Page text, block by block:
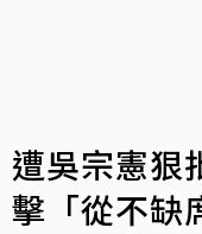
遭吳宗憲狠
擊「從不缺